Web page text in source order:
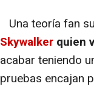
Una teoría fan
Skywalker quien
acabar teniendo
pruebas encajan